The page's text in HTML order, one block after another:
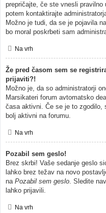
prepričajte, če ste vnesli
potem kontaktirajte
Možno je tudi, da se je pojavila
bo moral poskrbeti sam
Na vrh
Že pred časom sem se
prijaviti?!
Možno je, da so administratorji
Marsikateri forum avtomatsko
časa aktivni. Če se je to zgodilo,
bolj aktivni na forumu.
Na vrh
Pozabil sem geslo!
Brez skrbi! Vaše sedanje geslo
lahko brez težav na novo
na Pozabil sem geslo. Sledite
lahko prijavili.
Na vrh